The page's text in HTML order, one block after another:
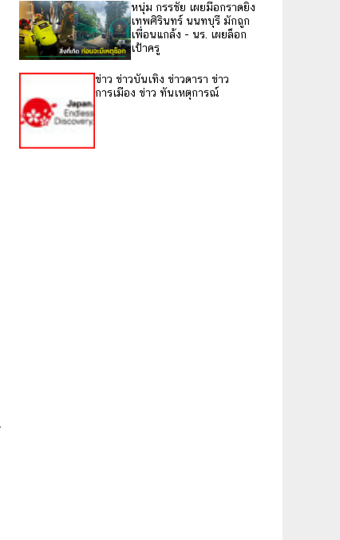
หนุ่ม กรรชัย เผยมือกราดยิง
เทพศิรินทร์ นนทบุรี มักถูก
เพื่อนแกล้ง - นร. เผยล็อก
เป้าครู
ข่าว ข่าวบันเทิง ข่าวดารา ข่าว
การเมือง ข่าว ทันเหตุการณ์